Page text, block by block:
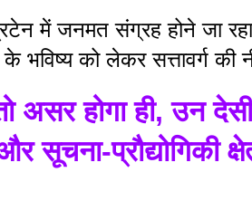
में जनमत संग्रह होने जा
भविष्य को लेकर सत्तावर्ग की
होगा ही, उन
सूचना-